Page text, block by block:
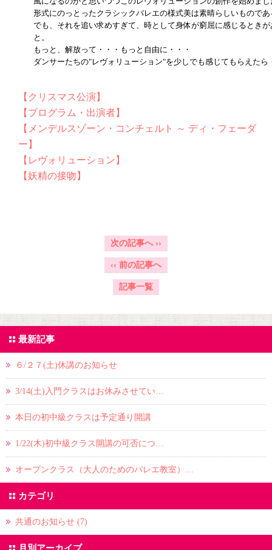
形式にのっとったクラシックバレエの様式美は素晴らしいもので
でも、それを追い求めすぎて、時として身体が窮屈に感じるとき
と。
もっと、解放って・・・もっと自由に・・・
ダンサーたちの"レヴォリューション"を少しでも感じてもらえたら
【クリスマス公演】
【プログラム・出演者】
【メンデルスゾーン・コンチェルト ～ ディ・フェーダ
ー】
【レヴォリューション】
【妖精の接吻】
次の記事へ ››
‹‹ 前の記事へ
記事一覧
最新記事
６/２７(土)休講のお知らせ
3/14(土)入門クラスはお休みさせてい…
本日の初中級クラスは予定通り開講
1/22(木)初中級クラス開講の可否につ…
オープンクラス（大人のためのバレエ教室）…
カテゴリ
共通のお知らせ (7)